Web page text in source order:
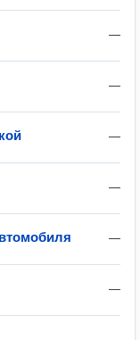
—
—
—
—
—
—